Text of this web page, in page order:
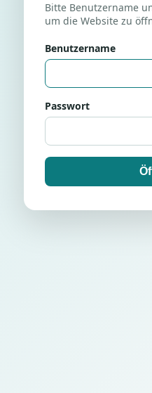
Bitte Benutzername
um die Website zu
Benutzername
Passwort